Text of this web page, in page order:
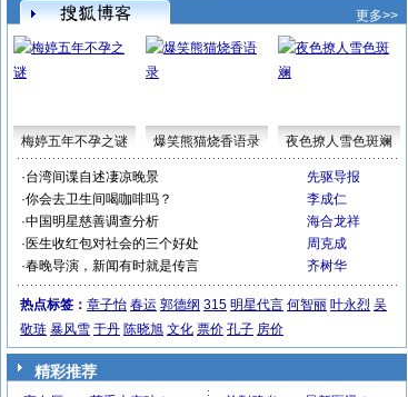
更多>>
梅婷五年不孕之谜 爆笑熊猫烧香语录 夜色撩人雪色斑斓
·台湾间谍自述凄凉晚景
先驱导报
·你会去卫生间喝咖啡吗？
李成仁
·中国明星慈善调查分析
海合龙祥
· 医生收红包对社会的三个好处
周克成
·春晚导演，新闻有时就是传言 齐树华
热点标签： 章子怡 春运 郭德纲 315 明星代言 何智丽 叶永烈 吴
敬琏 暴风雪 于丹 陈晓旭 文化 票价 孔子 房价
精彩推荐